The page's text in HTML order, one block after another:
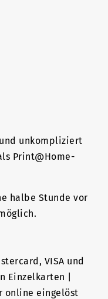
unkompliziert
Print@Home-
halbe Stunde vor
VISA und
Einzelkarten |
online eingelöst